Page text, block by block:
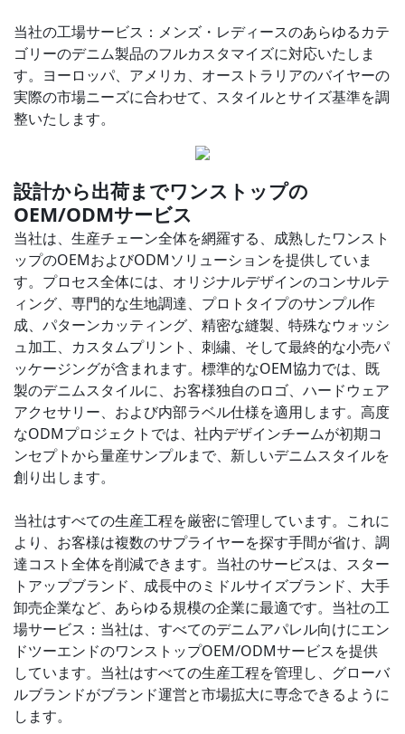
当社の工場サービス：メンズ・レディースのあらゆるカテ
ゴリーのデニム製品のフルカスタマイズに対応いたしま
す。ヨーロッパ、アメリカ、オーストラリアのバイヤーの
実際の市場ニーズに合わせて、スタイルとサイズ基準を調
整いたします。
設計から出荷までワンストップの
OEM/ODMサービス
当社は、生産チェーン全体を網羅する、成熟したワンスト
ップのOEMおよびODMソリューションを提供していま
す。プロセス全体には、オリジナルデザインのコンサルテ
ィング、専門的な生地調達、プロトタイプのサンプル作
成、パターンカッティング、精密な縫製、特殊なウォッシ
ュ加工、カスタムプリント、刺繍、そして最終的な小売パ
ッケージングが含まれます。標準的なOEM協力では、既
製のデニムスタイルに、お客様独自のロゴ、ハードウェア
アクセサリー、および内部ラベル仕様を適用します。高度
なODMプロジェクトでは、社内デザインチームが初期コ
ンセプトから量産サンプルまで、新しいデニムスタイルを
創り出します。
当社はすべての生産工程を厳密に管理しています。これに
より、お客様は複数のサプライヤーを探す手間が省け、調
達コスト全体を削減できます。当社のサービスは、スター
トアップブランド、成長中のミドルサイズブランド、大手
卸売企業など、あらゆる規模の企業に最適です。当社の工
場サービス：当社は、すべてのデニムアパレル向けにエン
ドツーエンドのワンストップOEM/ODMサービスを提供
しています。当社はすべての生産工程を管理し、グローバ
ルブランドがブランド運営と市場拡大に専念できるように
します。